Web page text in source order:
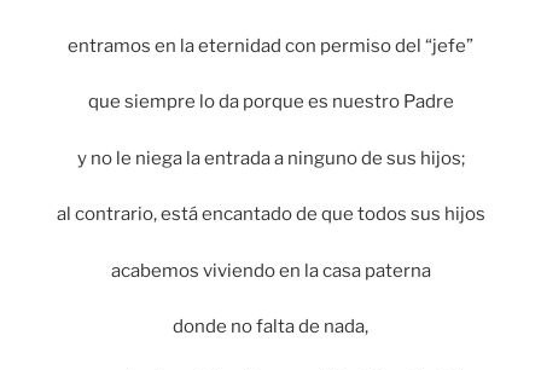
entramos en la eternidad con permiso del “jefe”
que siempre lo da porque es nuestro Padre
y no le niega la entrada a ninguno de sus hijos;
al contrario, está encantado de que todos sus hijos
acabemos viviendo en la casa paterna
donde no falta de nada,